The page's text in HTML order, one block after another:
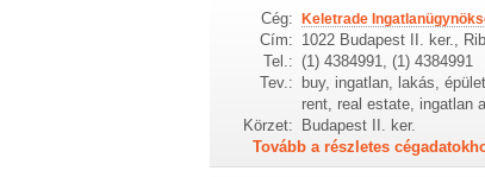
Cég: Keletrade
Cím: 1022 Budapest II. ker.,
Tel.: (1) 4384991, (1) 4384991
Tev.:
buy, ingatlan, lakás,
rent, real estate, ingatlan
Körzet:
Budapest II. ker.
Tovább a részletes